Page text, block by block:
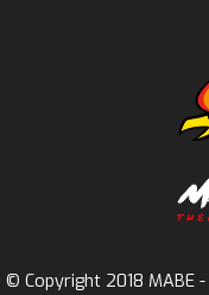
© Copyright 2018 MABE -